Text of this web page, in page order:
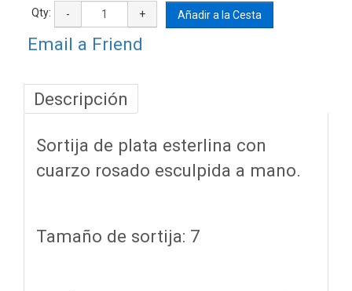
Qty: - + Añadir a la Cesta
Email a Friend
Descripción
Sortija de plata esterlina con
cuarzo rosado esculpida a mano.
Tamaño de sortija: 7